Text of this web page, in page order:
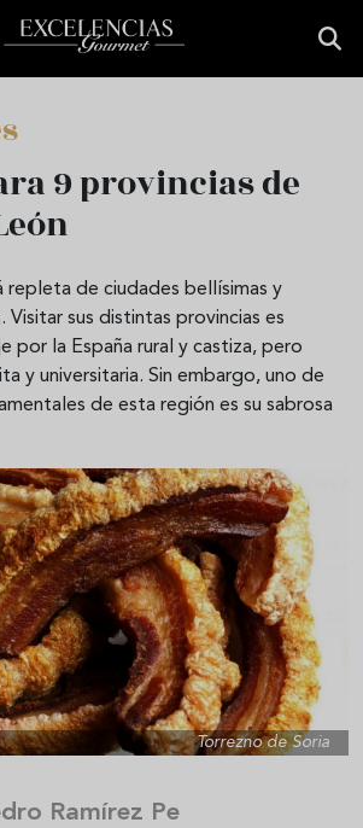
9 provincias de
repleta de ciudades bellísimas y
Visitar sus distintas provincias es
por la España rural y castiza, pero
y universitaria. Sin embargo, uno de
de esta región es su sabrosa
Torrezno de Soria
Ramírez Pe